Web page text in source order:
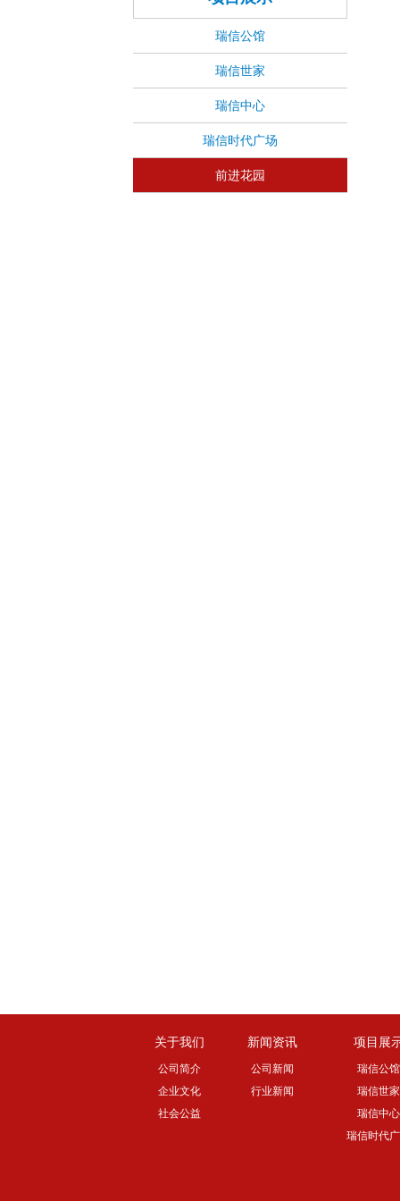
瑞信公馆
瑞信世家
瑞信中心
瑞信时代广场
前进花园
关于我们
公司简介
企业文化
社会公益
新闻资讯
公司新闻
行业新闻
项目展
瑞信公馆
瑞信世家
瑞信中心
瑞信时代